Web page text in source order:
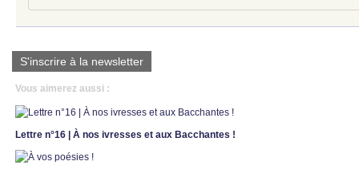
S'inscrire à la newsletter
Vous aimerez aussi :
Lettre n°16 | À nos ivresses et aux Bacchantes !